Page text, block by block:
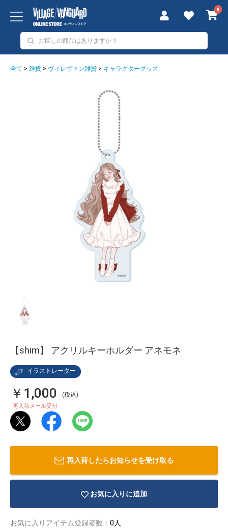
0
全て > 雑貨 > ヴィレヴァン雑貨 > キャラクターグッズ
イラストレーター
【shim】 アクリルキーホルダー アネモネ
￥1,000 (税込)
再入荷メール受付
再入荷したらお知らせを受け取る
お気に入りに追加
お気に入りアイテム登録者数： 0人